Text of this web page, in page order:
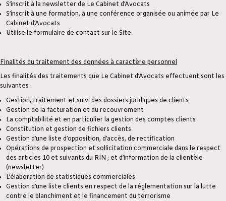
S’inscrit à la newsletter de Le Cabinet d’Avocats
S’inscrit à une formation, à une conférence organisée ou animée par Le
Cabinet d’Avocats
Utilise le formulaire de contact sur le Site
Finalités du traitement des données à caractère personnel
Les finalités des traitements que Le Cabinet d’Avocats effectuent sont les
suivantes :
Gestion, traitement et suivi des dossiers juridiques de clients
Gestion de la facturation et du recouvrement
La comptabilité et en particulier la gestion des comptes clients
Constitution et gestion de fichiers clients
Gestion d’une liste d’opposition, d’accès, de rectification
Opérations de prospection et sollicitation commerciale dans le respect
des articles 10 et suivants du RIN ; et d’information de la clientèle
(newsletter)
L’élaboration de statistiques commerciales
Gestion d’une liste clients en respect de la réglementation sur la lutte
contre le blanchiment et le financement du terrorisme